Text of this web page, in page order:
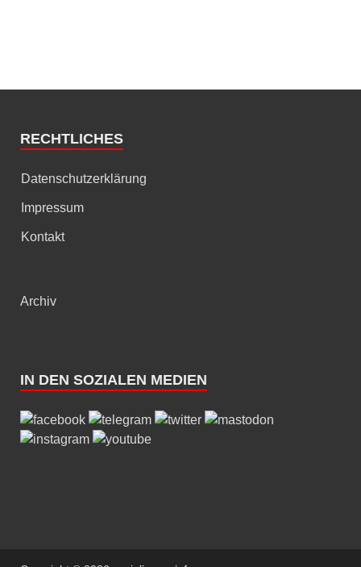
RECHTLICHES
Datenschutzerklärung
Impressum
Kontakt
Archiv
IN DEN SOZIALEN MEDIEN